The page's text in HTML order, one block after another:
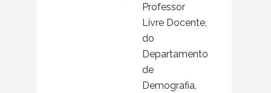
Professor
Livre Docente,
do
Departamento
de
Demografia,